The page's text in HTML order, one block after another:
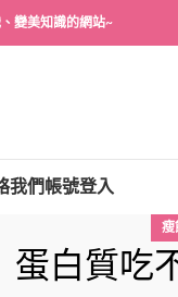
變美知識的網站~
我們帳號登入
瘦
蛋白質吃